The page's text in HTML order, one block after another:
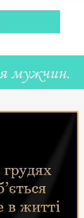
мужчин.